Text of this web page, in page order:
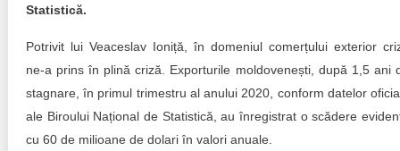
Public procurement
Statistică.
Potrivit lui Veaceslav Ioniță, în domeniul comerțului exterior
ne-a prins în plină criză. Exporturile moldovenești, după 1,5 ani
stagnare, în primul trimestru al anului 2020, conform datelor
ale Biroului Național de Statistică, au înregistrat o scădere
cu 60 de milioane de dolari în valori anuale.